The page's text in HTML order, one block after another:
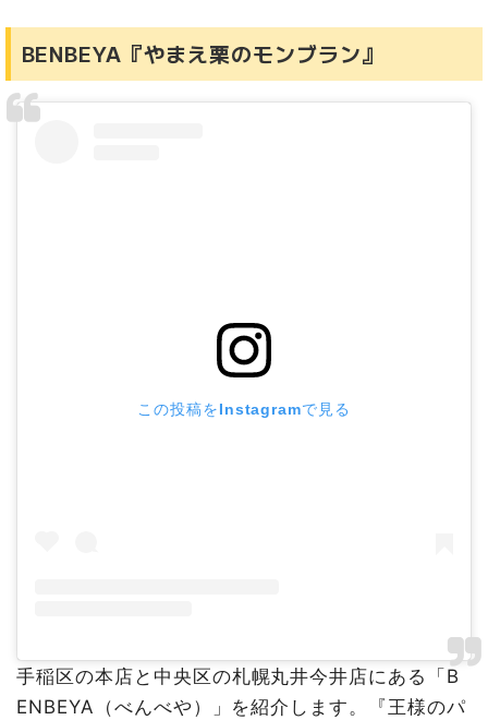
BENBEYA『やまえ栗のモンブラン』
この投稿をInstagramで見る
手稲区の本店と中央区の札幌丸井今井店にある「B
ENBEYA（べんべや）」を紹介します。『王様のパ